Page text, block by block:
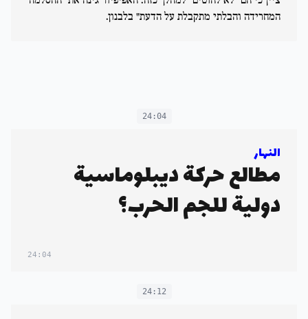
המחרידה והבלתי מתקבלת על הדעת" בלבנון.
24:04
النهار
مطالع حركة ديبلوماسية
دولية للجم الحرب؟
24:04
24:12